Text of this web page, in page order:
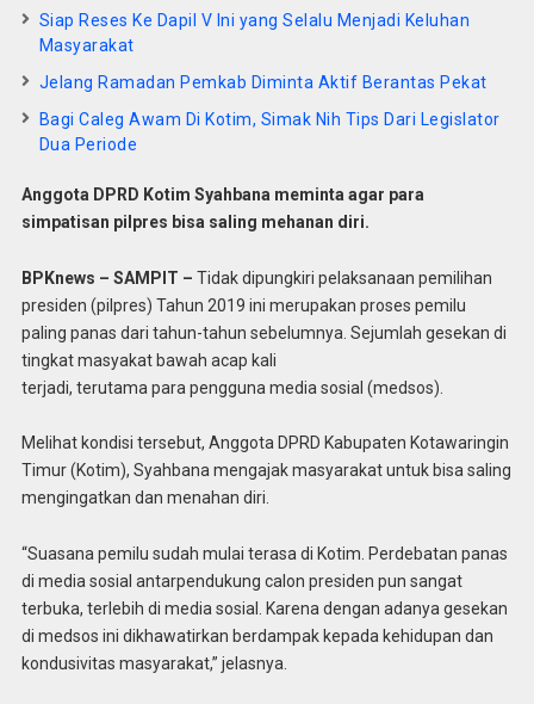
Siap Reses Ke Dapil V Ini yang Selalu Menjadi Keluhan
Masyarakat
Jelang Ramadan Pemkab Diminta Aktif Berantas Pekat
Bagi Caleg Awam Di Kotim, Simak Nih Tips Dari Legislator
Dua Periode
Anggota DPRD Kotim Syahbana meminta agar para
simpatisan pilpres bisa saling mehanan diri.
BPKnews – SAMPIT – Tidak dipungkiri pelaksanaan pemilihan
presiden (pilpres) Tahun 2019 ini merupakan proses pemilu
paling panas dari tahun-tahun sebelumnya. Sejumlah gesekan di
tingkat masyakat bawah acap kali
terjadi, terutama para pengguna media sosial (medsos).
Melihat kondisi tersebut, Anggota DPRD Kabupaten Kotawaringin
Timur (Kotim), Syahbana mengajak masyarakat untuk bisa saling
mengingatkan dan menahan diri.
“Suasana pemilu sudah mulai terasa di Kotim. Perdebatan panas
di media sosial antarpendukung calon presiden pun sangat
terbuka, terlebih di media sosial. Karena dengan adanya gesekan
di medsos ini dikhawatirkan berdampak kepada kehidupan dan
kondusivitas masyarakat,” jelasnya.